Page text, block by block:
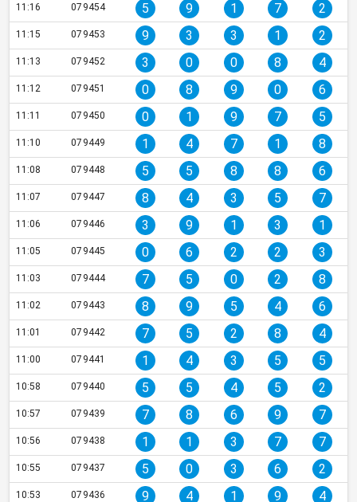
11:16 079454 5 9 1 7 2
11:15 079453 9 3 3 1 2
11:13 079452 3 0 0 8 4
11:12 079451 0 8 9 0 6
11:11 079450 0 1 9 7 5
11:10 079449 1 4 7 1 8
11:08 079448 5 5 8 8 6
11:07 079447 8 4 3 5 7
11:06 079446 3 9 1 3 1
11:05 079445 0 6 2 2 3
11:03 079444 7 5 0 2 8
11:02 079443 8 9 5 4 6
11:01 079442 7 5 2 8 4
11:00 079441 1 4 3 5 5
10:58 079440 5 5 4 5 2
10:57 079439 7 8 6 9 7
10:56 079438 1 1 3 7 7
10:55 079437 5 0 3 6 2
10:53 079436 9 4 1 9 4